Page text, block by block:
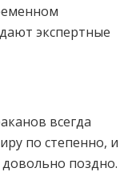
экспертные
всегда
по степенно, и
довольно поздно.